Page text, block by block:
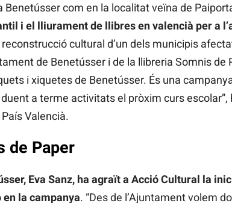
Benetússer com en la localitat veïna de
i el lliurament de llibres en valencià per a
cultural d’un dels municipis
de Benetússer i de la llibreria Somnis de
i xiquetes de Benetússer. És una
a terme activitats el pròxim curs escolar”,
Valencià.
de Paper
Eva Sanz, ha agraït a Acció Cultural la
en la campanya. “Des de l’Ajuntament volem